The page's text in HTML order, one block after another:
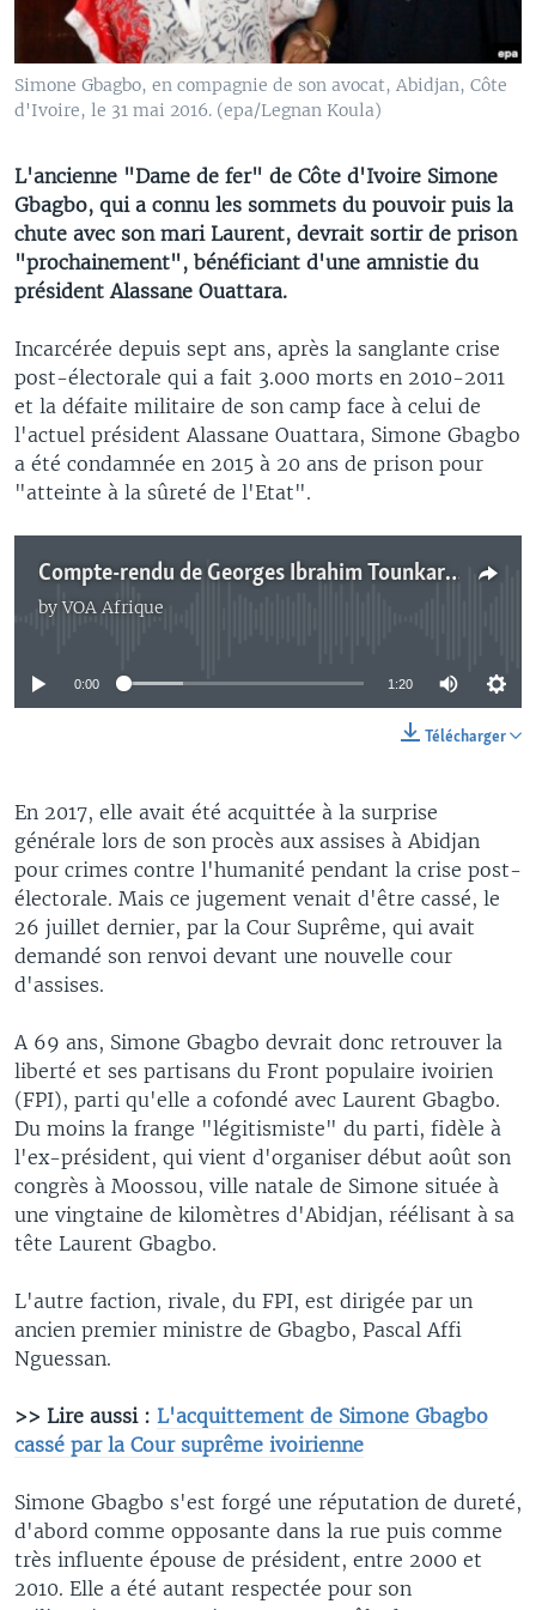
Simone Gbagbo, en compagnie de son avocat, Abidjan, Côte
d'Ivoire, le 31 mai 2016. (epa/Legnan Koula)
L'ancienne "Dame de fer" de Côte d'Ivoire Simone
Gbagbo, qui a connu les sommets du pouvoir puis la
chute avec son mari Laurent, devrait sortir de prison
"prochainement", bénéficiant d'une amnistie du
président Alassane Ouattara.
Incarcérée depuis sept ans, après la sanglante crise
post-électorale qui a fait 3.000 morts en 2010-2011
et la défaite militaire de son camp face à celui de
l'actuel président Alassane Ouattara, Simone Gbagbo
a été condamnée en 2015 à 20 ans de prison pour
"atteinte à la sûreté de l'Etat".
Compte-rendu de Georges Ibrahim Tounkara, correspondant VOA Afrique à Abidjan
byVOA Afrique
No media source currently available
0:00 1:20
Télécharger
En 2017, elle avait été acquittée à la surprise
générale lors de son procès aux assises à Abidjan
pour crimes contre l'humanité pendant la crise post-
électorale. Mais ce jugement venait d'être cassé, le
26 juillet dernier, par la Cour Suprême, qui avait
demandé son renvoi devant une nouvelle cour
d'assises.
A 69 ans, Simone Gbagbo devrait donc retrouver la
liberté et ses partisans du Front populaire ivoirien
(FPI), parti qu'elle a cofondé avec Laurent Gbagbo.
Du moins la frange "légitismiste" du parti, fidèle à
l'ex-président, qui vient d'organiser début août son
congrès à Moossou, ville natale de Simone située à
une vingtaine de kilomètres d'Abidjan, réélisant à sa
tête Laurent Gbagbo.
L'autre faction, rivale, du FPI, est dirigée par un
ancien premier ministre de Gbagbo, Pascal Affi
Nguessan.
>> Lire aussi : L'acquittement de Simone Gbagbo
cassé par la Cour suprême ivoirienne
Simone Gbagbo s'est forgé une réputation de dureté,
d'abord comme opposante dans la rue puis comme
très influente épouse de président, entre 2000 et
2010. Elle a été autant respectée pour son